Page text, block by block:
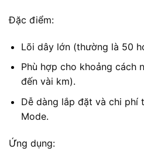
Đặc điểm:
Lõi dây lớn (thường là 50
Phù hợp cho khoảng cách
đến vài km).
Dễ dàng lắp đặt và chi phí
Mode.
Ứng dụng: